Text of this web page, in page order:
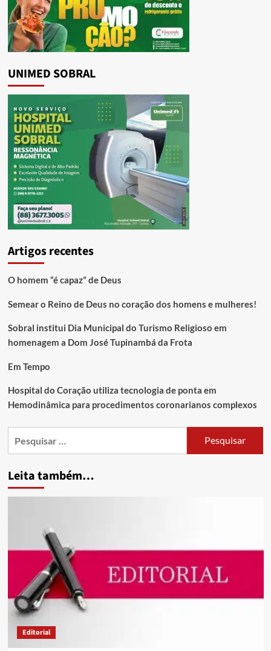
UNIMED SOBRAL
Artigos recentes
O homem “é capaz” de Deus
Semear o Reino de Deus no coração dos homens e mulheres!
Sobral institui Dia Municipal do Turismo Religioso em
homenagem a Dom José Tupinambá da Frota
Em Tempo
Hospital do Coração utiliza tecnologia de ponta em
Hemodinâmica para procedimentos coronarianos complexos
Leita também…
Editorial